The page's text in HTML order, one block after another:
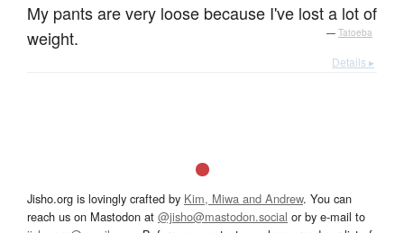
My pants are very loose because I've lost a lot of
weight.
— Tatoeba
Details ▸
Jisho.org is lovingly crafted by Kim, Miwa and Andrew. You can
reach us on Mastodon at @jisho@mastodon.social or by e-mail to